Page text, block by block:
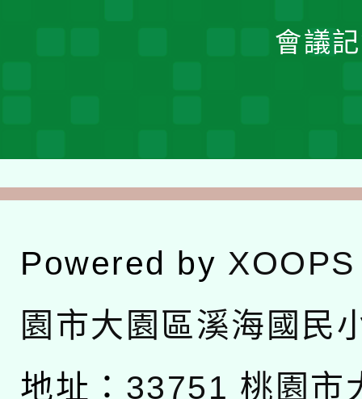
會議
Powered by XOOPS
園市大園區溪海國民
地址： 33751 桃園市